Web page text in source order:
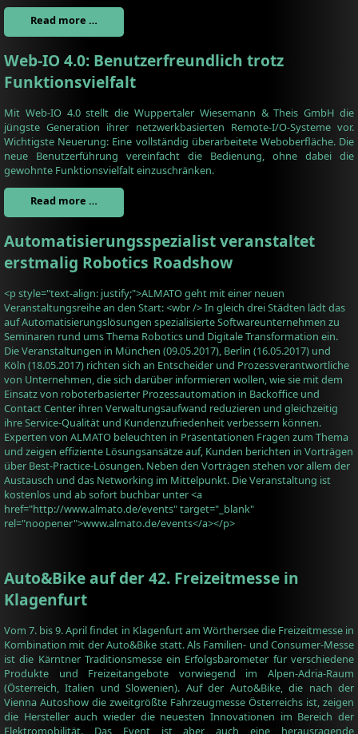
Read more …
Web-IO 4.0: Benutzerfreundlich trotz
Funktionsvielfalt
Mit Web-IO 4.0 stellt die Wuppertaler Wiesemann & Theis GmbH die
jüngste Generation ihrer netzwerkbasierten Remote-I/O-Systeme vor.
Wichtigste Neuerung: Eine vollständig überarbeitete Weboberfläche. Die
neue Benutzerführung vereinfacht die Bedienung, ohne dabei die
gewohnte Funktionsvielfalt einzuschränken.
Read more …
Automatisierungsspezialist veranstaltet
erstmalig Robotics Roadshow
<p style="text-align: justify;">ALMATO geht mit einer neuen
Veranstaltungsreihe an den Start: <wbr /> In gleich drei Städten lädt das
auf Automatisierungslösungen spezialisierte Softwareunternehmen zu
Seminaren rund ums Thema Robotics und Digitale Transformation ein.
Die Veranstaltungen in München (09.05.2017), Berlin (16.05.2017) und
Köln (18.05.2017) richten sich an Entscheider und Prozessverantwortliche
von Unternehmen, die sich darüber informieren wollen, wie sie mit dem
Einsatz von roboterbasierter Prozessautomation in Backoffice und
Contact Center ihren Verwaltungsaufwand reduzieren und gleichzeitig
ihre Service-Qualität und Kundenzufriedenheit verbessern können.
Experten von ALMATO beleuchten in Präsentationen Fragen zum Thema
und zeigen effiziente Lösungsansätze auf, Kunden berichten in Vorträgen
über Best-Practice-Lösungen. Neben den Vorträgen stehen vor allem der
Austausch und das Networking im Mittelpunkt. Die Veranstaltung ist
kostenlos und ab sofort buchbar unter <a
href="http://www.almato.de/events" target="_blank"
rel="noopener">www.almato.de/events</a></p>
Auto&Bike auf der 42. Freizeitmesse in
Klagenfurt
Vom 7. bis 9. April findet in Klagenfurt am Wörthersee die Freizeitmesse in
Kombination mit der Auto&Bike statt. Als Familien- und Consumer-Messe
ist die Kärntner Traditionsmesse ein Erfolgsbarometer für verschiedene
Produkte und Freizeitangebote vorwiegend im Alpen-Adria-Raum
(Österreich, Italien und Slowenien). Auf der Auto&Bike, die nach der
Vienna Autoshow die zweitgrößte Fahrzeugmesse Österreichs ist, zeigen
die Hersteller auch wieder die neuesten Innovationen im Bereich der